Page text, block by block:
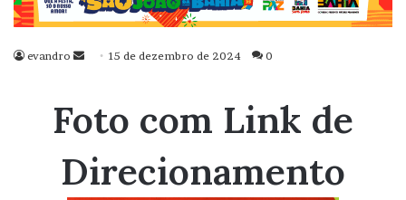
evandro
Mande
mail
15 de dezembro de 2024 0
Foto com Link de
Direcionamento